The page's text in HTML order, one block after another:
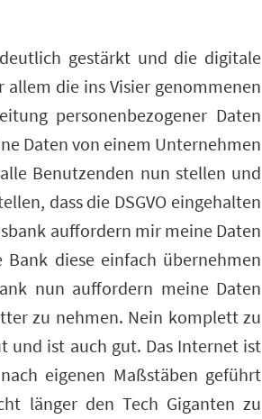
gestärkt und die digitale
die ins Visier genommenen
personenbezogener Daten
Daten von einem Unternehmen
Benutzenden nun stellen und
dass die DSGVO eingehalten
auffordern mir meine Daten
diese einfach übernehmen
nun auffordern meine Daten
zu nehmen. Nein komplett zu
und ist auch gut. Das Internet ist
eigenen Maßstäben geführt
länger den Tech Giganten zu